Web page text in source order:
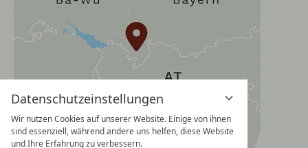
Datenschutzeinstellungen
Wir nutzen Cookies auf unserer Website. Einige von ihnen
sind essenziell, während andere uns helfen, diese Website
und Ihre Erfahrung zu verbessern.